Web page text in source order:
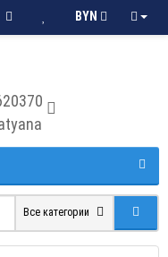
BYN
Все категории